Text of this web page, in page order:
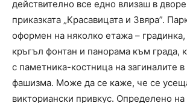
действително все едно влизаш в
приказката „Красавицата и Звяра”.
оформен на няколко етажа – градинка,
кръгъл фонтан и панорама към града,
с паметника-костница на загиналите
фашизма. Може да се каже, че се
викториански привкус. Определено на